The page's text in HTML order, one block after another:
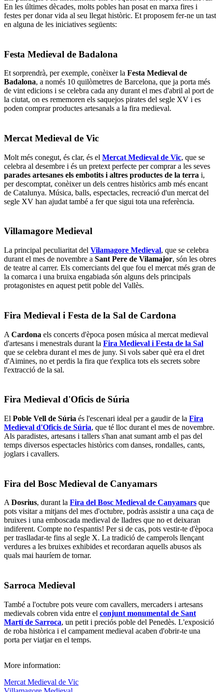
En les últimes dècades, molts pobles han posat en marxa fires i
festes per donar vida al seu llegat històric. Et proposem fer-ne un tast
en alguna de les iniciatives següents:
Festa Medieval de Badalona
Et sorprendrà, per exemple, conèixer la Festa Medieval de
Badalona, a només 10 quilòmetres de Barcelona, que ja porta més
de vint edicions i se celebra cada any durant el mes d'abril al port de
la ciutat, on es rememoren els saquejos pirates del segle XV i es
poden comprar productes artesanals a la fira medieval.
Mercat Medieval de Vic
Molt més conegut, és clar, és el Mercat Medieval de Vic, que se
celebra al desembre i és un pretext perfecte per comprar a les seves
parades artesanes els embotits i altres productes de la terra i,
per descomptat, conèixer un dels centres històrics amb més encant
de Catalunya. Música, balls, espectacles, recreació d'un mercat del
segle XV han ajudat també a fer que sigui tota una referència.
Villamagore Medieval
La principal peculiaritat del Vilamagore Medieval, que se celebra
durant el mes de novembre a Sant Pere de Vilamajor, són les obres
de teatre al carrer. Els comerciants del que fou el mercat més gran de
la comarca i una bruixa engabiada són alguns dels principals
protagonistes en aquest petit poble del Vallès.
Fira Medieval i Festa de la Sal de Cardona
A Cardona els concerts d'època posen música al mercat medieval
d'artesans i menestrals durant la Fira Medieval i Festa de la Sal
que se celebra durant el mes de juny. Si vols saber què era el dret
d'Aimines, no et perdis la fira que t'explica tots els secrets sobre
l'extracció de la sal.
Fira Medieval d'Oficis de Súria
El Poble Vell de Súria és l'escenari ideal per a gaudir de la Fira
Medieval d'Oficis de Súria, que té lloc durant el mes de novembre.
Als paradistes, artesans i tallers s'han anat sumant amb el pas del
temps diversos espectacles històrics com danses, rondalles, cants,
joglars i cavallers.
Fira del Bosc Medieval de Canyamars
ADosrius, durant la Fira del Bosc Medieval de Canyamars que
pots visitar a mitjans del mes d'octubre, podràs assistir a una caça de
bruixes i una emboscada medieval de lladres que no et deixaran
indiferent. Compte no t'espantis! Per si de cas, pots vestir-te d'època
per traslladar-te fins al segle X. La tradició de camperols llençant
verdures a les bruixes exhibides et recordaran aquells abusos als
quals mai hauríem de tornar.
Sarroca Medieval
També a l'octubre pots veure com cavallers, mercaders i artesans
medievals cobren vida entre el conjunt monumental de Sant
Martí de Sarroca, un petit i preciós poble del Penedès. L'exposició
de roba històrica i el campament medieval acaben d'obrir-te una
porta per viatjar en el temps.
More information:
Mercat Medieval de Vic